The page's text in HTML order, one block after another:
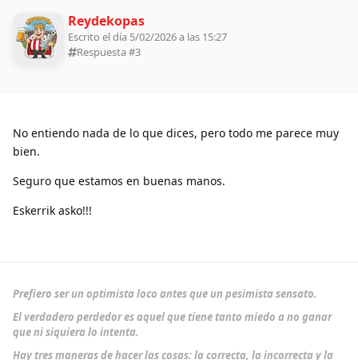
Reydekopas
Escrito el día 5/02/2026 a las 15:27
Respuesta #3
No entiendo nada de lo que dices, pero todo me parece muy
bien.
Seguro que estamos en buenas manos.
Eskerrik asko!!!
Prefiero ser un optimista loco antes que un pesimista sensato.
El verdadero perdedor es aquel que tiene tanto miedo a no ganar
que ni siquiera lo intenta.
Hay tres maneras de hacer las cosas: la correcta, la incorrecta y la